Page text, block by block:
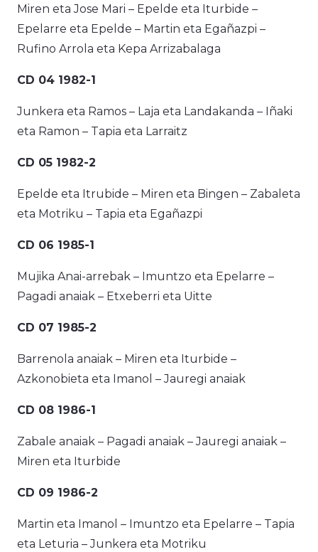
Miren eta Jose Mari – Epelde eta Iturbide –
Epelarre eta Epelde – Martin eta Egañazpi –
Rufino Arrola eta Kepa Arrizabalaga
CD 04 1982-1
Junkera eta Ramos – Laja eta Landakanda – Iñaki
eta Ramon – Tapia eta Larraitz
CD 05 1982-2
Epelde eta Itrubide – Miren eta Bingen – Zabaleta
eta Motriku – Tapia eta Egañazpi
CD 06 1985-1
Mujika Anai-arrebak – Imuntzo eta Epelarre –
Pagadi anaiak – Etxeberri eta Uitte
CD 07 1985-2
Barrenola anaiak – Miren eta Iturbide –
Azkonobieta eta Imanol – Jauregi anaiak
CD 08 1986-1
Zabale anaiak – Pagadi anaiak – Jauregi anaiak –
Miren eta Iturbide
CD 09 1986-2
Martin eta Imanol – Imuntzo eta Epelarre – Tapia
eta Leturia – Junkera eta Motriku